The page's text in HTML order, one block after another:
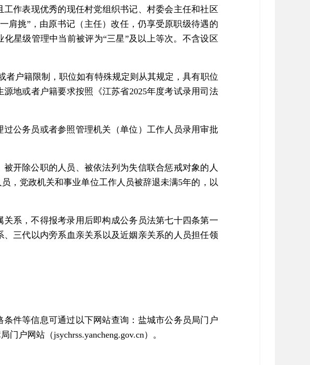
作表现优秀的现任村党组织书记、村委会主任和社区
肩挑”，由原书记（主任）改任，仍享受原职级待遇的
星级管理中当前被评为“三星”及以上等次。不含设区
户籍限制，职位如有特殊规定则从其规定，具有职位
地或者户籍要求按照《江苏省2025年度考试录用司法
公务员或者参照管理机关（单位）工作人员录用审批
开除公职的人员、被依法列为失信联合惩戒对象的人
，党政机关和事业单位工作人员被辞退未满5年的，以
系，不得报考录用后即构成公务员法第七十四条第一
三代以内旁系血亲关系以及近姻亲关系的人员担任领
件等信息可通过以下网站查询：盐城市公务员局门户
户网站（jsychrss.yancheng.gov.cn）。